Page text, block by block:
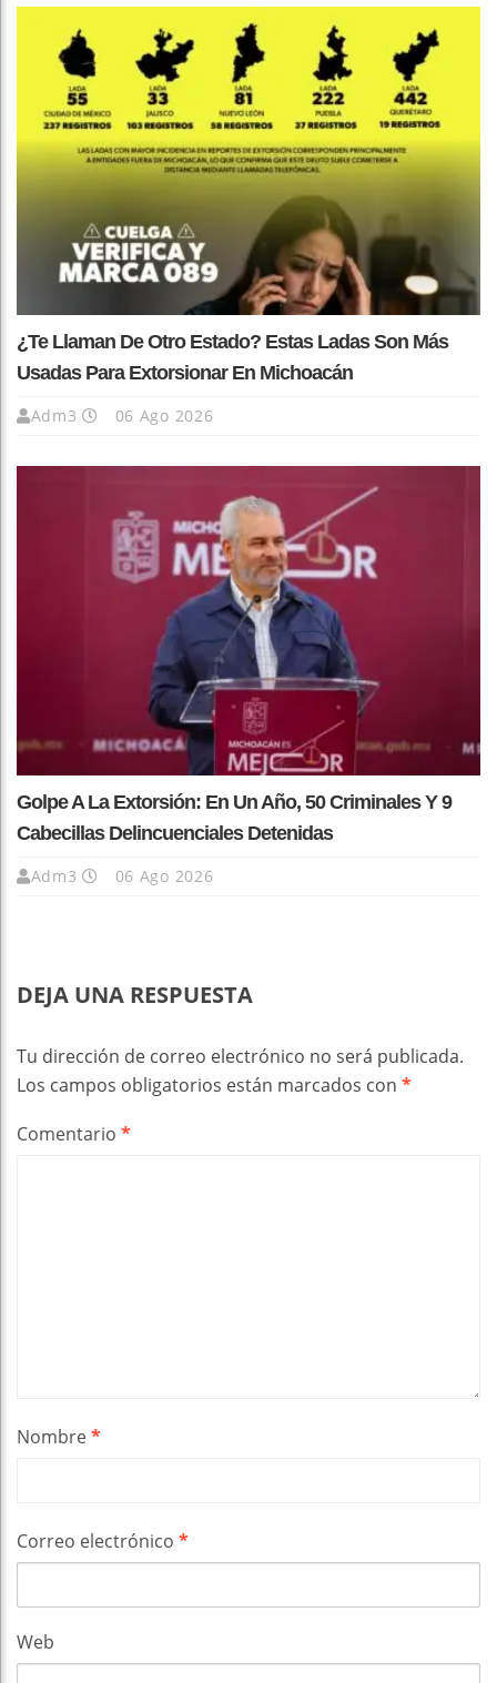
¿Te Llaman De Otro Estado? Estas Ladas Son Más
Usadas Para Extorsionar En Michoacán
Adm3 06 Ago 2026
Golpe A La Extorsión: En Un Año, 50 Criminales Y 9
Cabecillas Delincuenciales Detenidas
Adm3 06 Ago 2026
DEJA UNA RESPUESTA
Tu dirección de correo electrónico no será publicada.
Los campos obligatorios están marcados con *
Comentario *
Nombre*
Correo electrónico *
Web